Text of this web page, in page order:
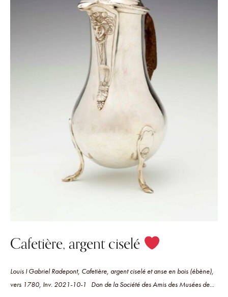
Cafetière, argent ciselé
Louis I Gabriel Radepont, Cafetière, argent ciselé et anse en bois (ébène),
vers 1780, Inv. 2021-10-1 Don de la Société des Amis des Musées de...